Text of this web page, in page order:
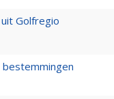
Golfregio